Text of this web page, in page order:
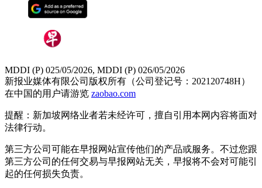
MDDI (P) 025/05/2026, MDDI (P) 026/05/2026
新报业媒体有限公司版权所有（公司登记号：202120748H）
在中国的用户请游览 zaobao.com
提醒：新加坡网络业者若未经许可，擅自引用本网内容将面对
法律行动。
第三方公司可能在早报网站宣传他们的产品或服务。不过您跟
第三方公司的任何交易与早报网站无关，早报将不会对可能引
起的任何损失负责。